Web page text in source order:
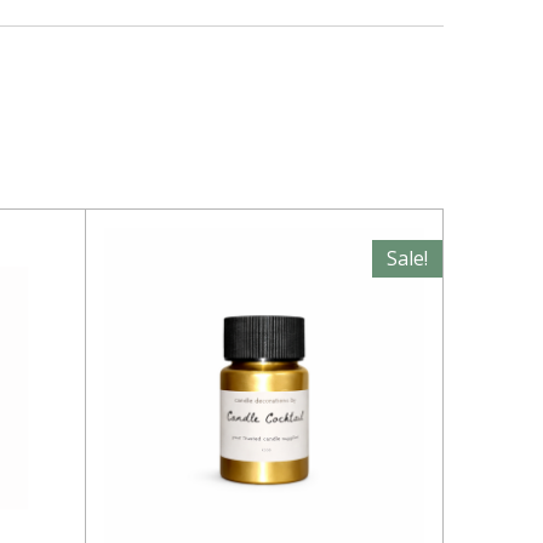
Sale!